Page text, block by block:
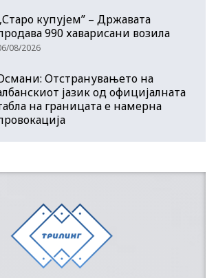
купујем” – Државата
990 хаварисани возила
08/2026
Отстранувањето на
јазик од официјалната
на границата е намерна